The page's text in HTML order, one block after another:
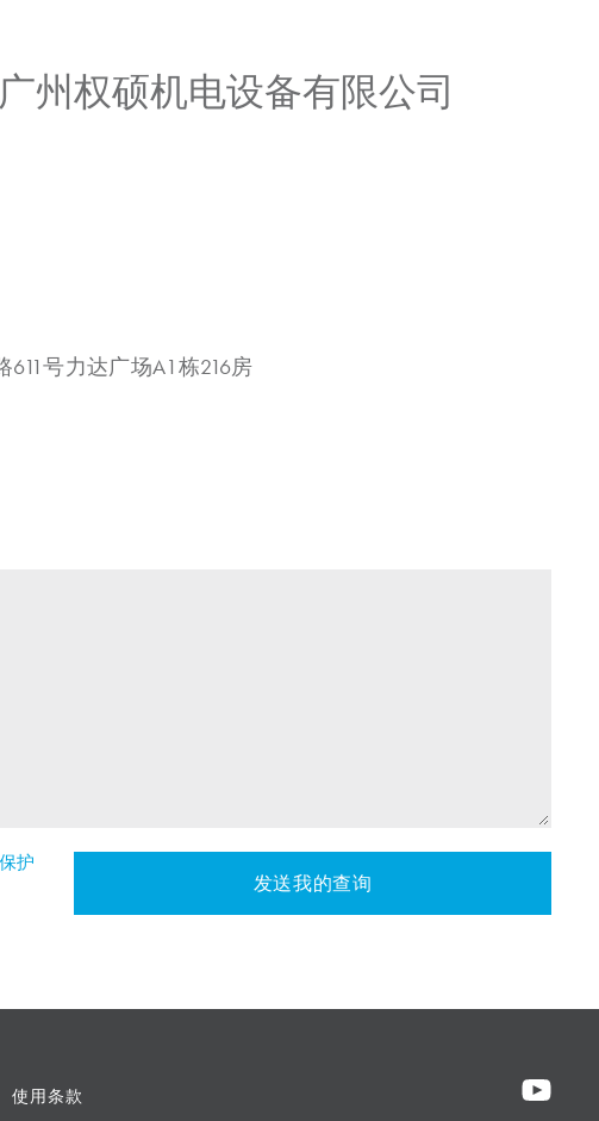
州权硕机电设备有限公司
号力达广场A1栋216房
护
发送我的查询
使用条款